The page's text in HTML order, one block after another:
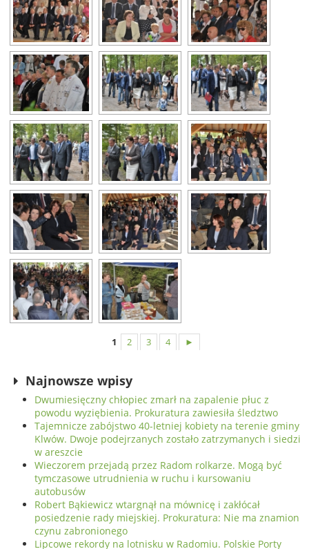
1 2 3 4 ►
Najnowsze wpisy
Dwumiesięczny chłopiec zmarł na zapalenie płuc z
powodu wyziębienia. Prokuratura zawiesiła śledztwo
Tajemnicze zabójstwo 40-letniej kobiety na terenie gminy
Klwów. Dwoje podejrzanych zostało zatrzymanych i siedzi
w areszcie
Wieczorem przejadą przez Radom rolkarze. Mogą być
tymczasowe utrudnienia w ruchu i kursowaniu
autobusów
Robert Bąkiewicz wtargnął na mównicę i zakłócał
posiedzenie rady miejskiej. Prokuratura: Nie ma znamion
czynu zabronionego
Lipcowe rekordy na lotnisku w Radomiu. Polskie Porty